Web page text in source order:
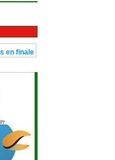
Le trophée Ubuntu de la